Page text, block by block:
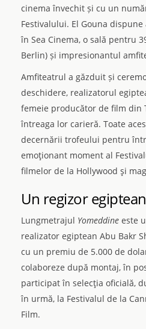
cinema învechit și cu un
Festivalului. El Gouna
în Sea Cinema, o sală pentru
Berlin) și impresionantul
Amfiteatrul a găzduit și
deschidere, realizatorul
femeie producător de film din
întreaga lor carieră. Toate
decernării trofeului pentru
emoţionant moment al
filmelor de la Hollywood şi
Un regizor
Lungmetrajul Yomeddine este
realizator egiptean Abu Bakr
cu un premiu de 5.000 de
colaboreze după montaj, în
participat în selecţia oficială,
în urmă, la Festivalul de la
Film.